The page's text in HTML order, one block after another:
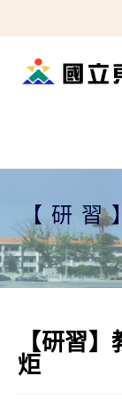
轉
【研
【研習
炬